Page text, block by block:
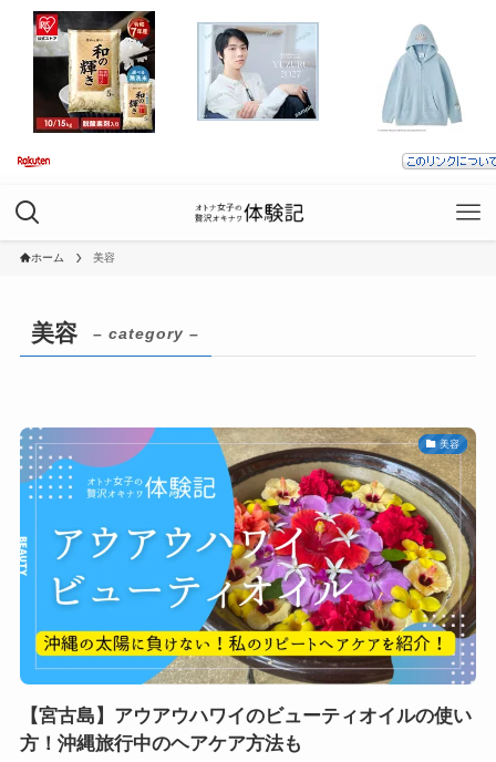
ホーム 美容
美容 – category –
美容
【宮古島】アウアウハワイのビューティオイルの使い
方！沖縄旅行中のヘアケア方法も